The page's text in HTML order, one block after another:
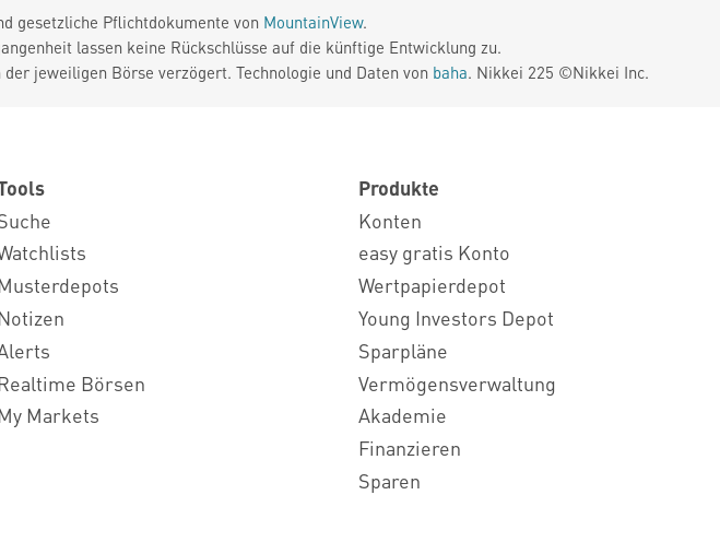
gesetzliche Pflichtdokumente von MountainView.
lassen keine Rückschlüsse auf die künftige Entwicklung zu.
jeweiligen Börse verzögert. Technologie und Daten von baha. Nikkei 225 ©Nikkei Inc.
Börsen
Markets
Produkte
Konten
easy gratis Konto
Wertpapierdepot
Young Investors Depot
Sparpläne
Vermögensverwaltung
Akademie
Finanzieren
Sparen